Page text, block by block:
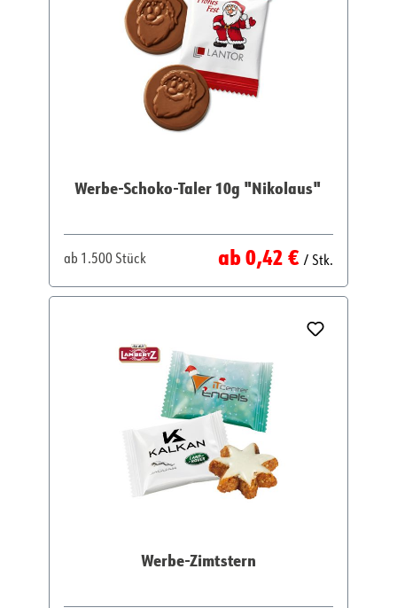
Werbe-Schoko-Taler 10g "Nikolaus"
ab 1.500 Stück Regulärer Preis:
ab0,42 € / Stk.
Werbe-Zimtstern